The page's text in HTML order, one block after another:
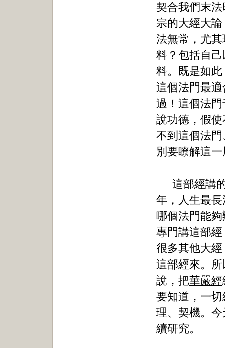
契合我們末
宗的大經大
法無常，尤
料？包括自
料。既是如
這個法門最
過！這個法
說功德，假
不到這個法
別要瞭解這
這部經講
年，人生最
哪個法門能
專門講這部
很多其他大
這部經來。
說，把華嚴經
要知道，一
理、契機。
續研究。